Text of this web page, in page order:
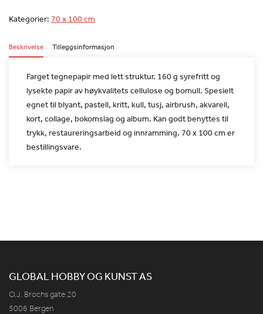
Kategorier: 70 x 100 cm
Beskrivelse Tilleggsinformasjon
Farget tegnepapir med lett struktur. 160 g syrefritt og
lysekte papir av høykvalitets cellulose og bomull. Spesielt
egnet tilblyant, pastell, kritt, kull, tusj, airbrush, akvarell,
kort, collage, bokomslag og album. Kan godt benyttes til
trykk, restaureringsarbeid og innramming. 70 x 100 cm er
bestillingsvare.
GLOBAL HOBBY OG KUNST AS
O.J. Brochs gate 20
5006 Bergen